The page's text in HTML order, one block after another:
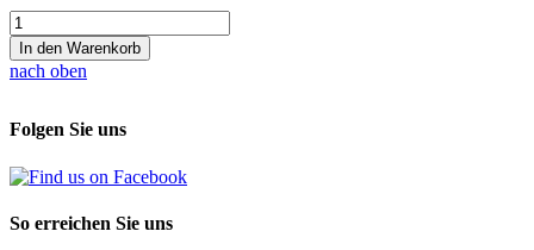
In den Warenkorb
nach oben
Folgen Sie uns
So erreichen Sie uns